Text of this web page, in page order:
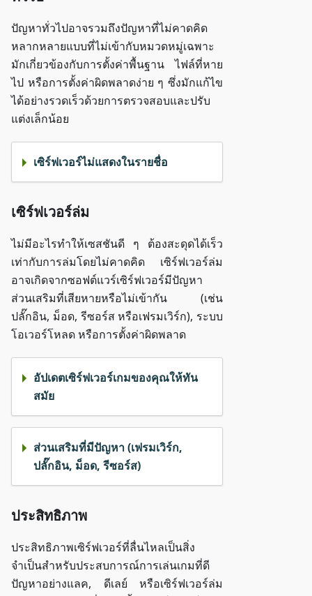
ปัญหาทั่วไปอาจรวมถึงปัญหาที่ไม่คาดคิด
หลากหลายแบบที่ไม่เข้ากับหมวดหมู่เฉพาะ
มักเกี่ยวข้องกับการตั้งค่าพื้นฐาน ไฟล์ที่หาย
ไป หรือการตั้งค่าผิดพลาดง่าย ๆ ซึ่งมักแก้ไข
ได้อย่างรวดเร็วด้วยการตรวจสอบและปรับ
แต่งเล็กน้อย
เซิร์ฟเวอร์ไม่แสดงในรายชื่อ
เซิร์ฟเวอร์ล่ม
ไม่มีอะไรทำให้เซสชันดี ๆ ต้องสะดุดได้เร็ว
เท่ากับการล่มโดยไม่คาดคิด เซิร์ฟเวอร์ล่ม
อาจเกิดจากซอฟต์แวร์เซิร์ฟเวอร์มีปัญหา
ส่วนเสริมที่เสียหายหรือไม่เข้ากัน (เช่น
ปลั๊กอิน, ม็อด, รีซอร์ส หรือเฟรมเวิร์ก), ระบบ
โอเวอร์โหลด หรือการตั้งค่าผิดพลาด
อัปเดตเซิร์ฟเวอร์เกมของคุณให้ทัน
สมัย
ส่วนเสริมที่มีปัญหา (เฟรมเวิร์ก,
ปลั๊กอิน, ม็อด, รีซอร์ส)
ประสิทธิภาพ
ประสิทธิภาพเซิร์ฟเวอร์ที่ลื่นไหลเป็นสิ่ง
จำเป็นสำหรับประสบการณ์การเล่นเกมที่ดี
ปัญหาอย่างแลค, ดีเลย์ หรือเซิร์ฟเวอร์ล่ม